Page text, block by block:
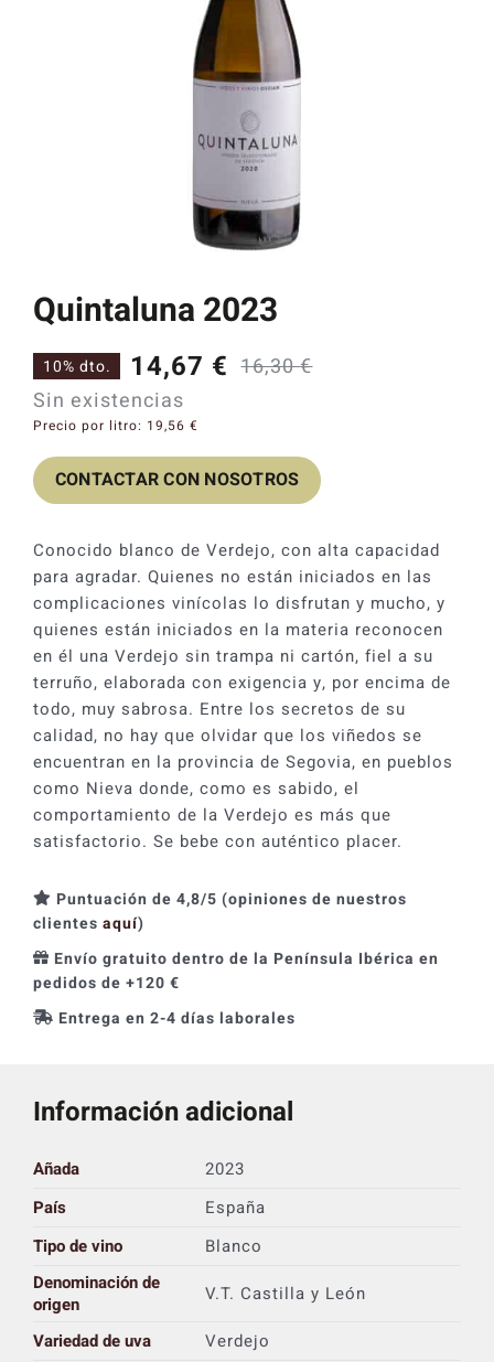
Catas y Actividades
Quintaluna 2023
16,30€
original
era:
16,30 €.
14,67 €
actual
es:
14,67 €.
10% dto.
Sin existencias
Precio por litro: 19,56 €
CONTACTAR CON NOSOTROS
Conocido blanco de Verdejo, con alta capacidad
para agradar. Quienes no están iniciados en las
complicaciones vinícolas lo disfrutan y mucho, y
quienes están iniciados en la materia reconocen
en él una Verdejo sin trampa ni cartón, fiel a su
terruño, elaborada con exigencia y, por encima de
todo, muy sabrosa. Entre los secretos de su
calidad, no hay que olvidar que los viñedos se
encuentran en la provincia de Segovia, en pueblos
como Nieva donde, como es sabido, el
comportamiento de la Verdejo es más que
satisfactorio. Se bebe con auténtico placer.
Puntuación de 4,8/5 (opiniones de nuestros
clientes aquí)
Envío gratuito dentro de la Península Ibérica en
pedidos de +120 €
Entrega en 2-4 días laborales
Información adicional
Añada
2023
País
España
Tipo de vino
Blanco
Denominación de
origen
V.T. Castilla y León
Variedad de uva
Verdejo